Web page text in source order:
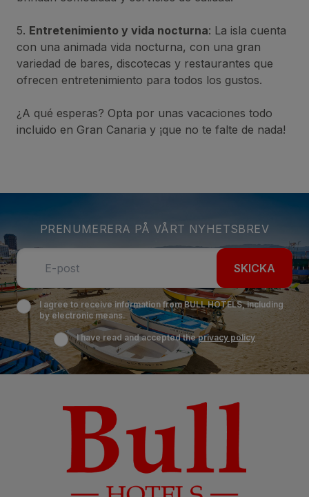
5. Entretenimiento y vida nocturna: La isla cuenta
con una animada vida nocturna, con una gran
variedad de bares, discotecas y restaurantes que
ofrecen entretenimiento para todos los gustos.
¿A qué esperas? Opta por unas vacaciones todo
incluido en Gran Canaria y ¡que no te falte de nada!
PRENUMERERA PÅ VÅRT NYHETSBREV
SKICKA
I agree to receive information from BULL HOTELS, including
by electronic means.
I have read and accepted theprivacy policy